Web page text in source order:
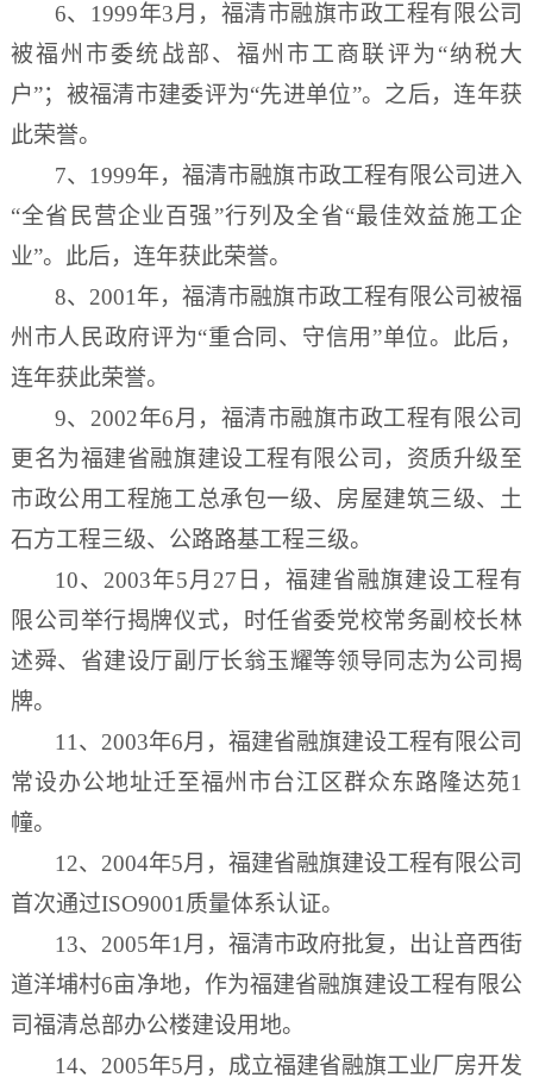
6、1999年3月，福清市融旗市政工程有限公司
被福州市委统战部、福州市工商联评为“纳税大
户”；被福清市建委评为“先进单位”。之后，连年获
此荣誉。
7、1999年，福清市融旗市政工程有限公司进入
“全省民营企业百强”行列及全省“最佳效益施工企
业”。此后，连年获此荣誉。
8、2001年，福清市融旗市政工程有限公司被福
州市人民政府评为“重合同、守信用”单位。此后，
连年获此荣誉。
9、2002年6月，福清市融旗市政工程有限公司
更名为福建省融旗建设工程有限公司，资质升级至
市政公用工程施工总承包一级、房屋建筑三级、土
石方工程三级、公路路基工程三级。
10、2003年5月27日，福建省融旗建设工程有
限公司举行揭牌仪式，时任省委党校常务副校长林
述舜、省建设厅副厅长翁玉耀等领导同志为公司揭
牌。
11、2003年6月，福建省融旗建设工程有限公司
常设办公地址迁至福州市台江区群众东路隆达苑1
幢。
12、2004年5月，福建省融旗建设工程有限公司
首次通过ISO9001质量体系认证。
13、2005年1月，福清市政府批复 ， 出让音西街
道洋埔村6亩净地， 作为福建省融旗建设工程有限公
司福清总部办公楼建设用地。
14、2005年5月，成立福建省融旗工业厂房开发